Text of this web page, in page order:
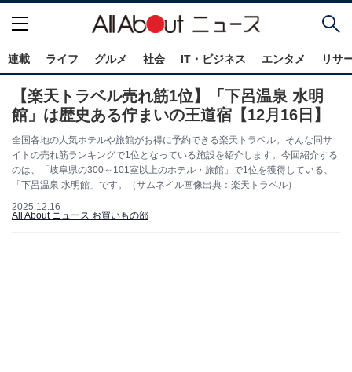
連載 ライフ グルメ 社会 IT・ビジネス エンタメ リサ
【楽天トラベル売れ筋1位】「下呂温泉 水明
館」は歴史ある佇まいの王道宿【12月16日】
全国各地の人気ホテルや旅館がお得に予約できる楽天トラベル。そんな同サ
イトの売れ筋ランキングで1位となっている施設を紹介します。今回紹介する
のは、「岐阜県の300～101室以上のホテル・旅館」で1位を獲得している、
「下呂温泉 水明館」です。（サムネイル画像出典：楽天トラベル）
2025.12.16
All About ニュース お買いもの部